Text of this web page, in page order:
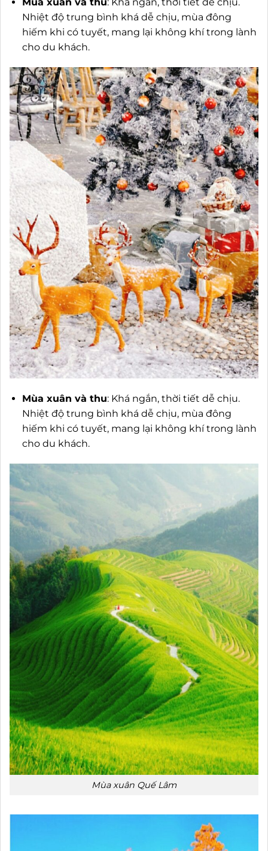
Nhiệt độ trung bình khá dễ chịu, mùa đông
hiếm khi có tuyết, mang lại không khí trong lành
cho du khách.
Mùa xuân và thu: Khá ngắn, thời tiết dễ chịu.
Nhiệt độ trung bình khá dễ chịu, mùa đông
hiếm khi có tuyết, mang lại không khí trong lành
cho du khách.
Mùa xuân Quế Lâm